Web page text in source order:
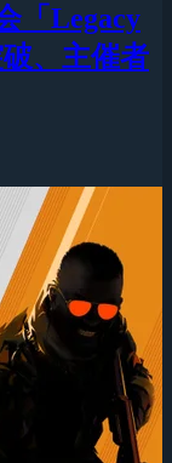
「Legacy
、主催者